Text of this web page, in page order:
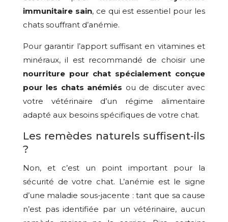
immunitaire sain, ce qui est essentiel pour les
chats souffrant d’anémie.
Pour garantir l’apport suffisant en vitamines et
minéraux, il est recommandé de choisir une
nourriture pour chat spécialement conçue
pour les chats anémiés ou de discuter avec
votre vétérinaire d’un régime alimentaire
adapté aux besoins spécifiques de votre chat.
Les remèdes naturels suffisent-ils
?
Non, et c’est un point important pour la
sécurité de votre chat. L’anémie est le signe
d’une maladie sous-jacente : tant que sa cause
n’est pas identifiée par un vétérinaire, aucun